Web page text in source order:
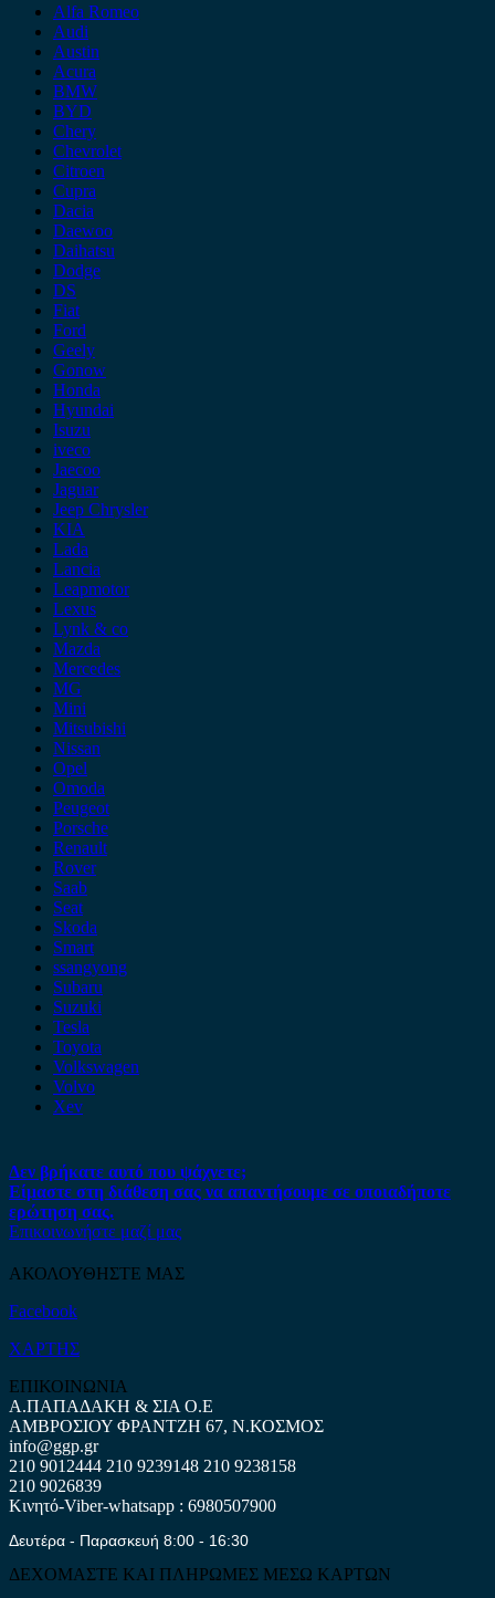
Alfa Romeo
Audi
Austin
Acura
BMW
BYD
Chery
Chevrolet
Citroen
Cupra
Dacia
Daewoo
Daihatsu
Dodge
DS
Fiat
Ford
Geely
Gonow
Honda
Hyundai
Isuzu
iveco
Jaecoo
Jaguar
Jeep Chrysler
KIA
Lada
Lancia
Leapmotor
Lexus
Lynk & co
Mazda
Mercedes
MG
Mini
Mitsubishi
Nissan
Opel
Omoda
Peugeot
Porsche
Renault
Rover
Saab
Seat
Skoda
Smart
ssangyong
Subaru
Suzuki
Tesla
Toyota
Volkswagen
Volvo
Xev
Δεν βρήκατε αυτό που ψάχνετε;
Είμαστε στη διάθεση σας να απαντήσουμε σε οποιαδήποτε
ερώτηση σας.
Επικοινωνήστε μαζί μας
ΑΚΟΛΟΥΘΗΣΤΕ ΜΑΣ
Facebook
ΧΑΡΤΗΣ
ΕΠΙΚΟΙΝΩΝΙΑ
Α.ΠΑΠΑΔΑΚΗ & ΣΙΑ Ο.Ε
ΑΜΒΡΟΣΙΟΥ ΦΡΑΝΤΖΗ 67, Ν.ΚΟΣΜΟΣ
info@ggp.gr
210 9012444 210 9239148 210 9238158
210 9026839
Κινητό-Viber-whatsapp : 6980507900
Δευτέρα - Παρασκευή 8:00 - 16:30
ΔΕΧΟΜΑΣΤΕ ΚΑΙ ΠΛΗΡΩΜΕΣ ΜΕΣΩ ΚΑΡΤΩΝ